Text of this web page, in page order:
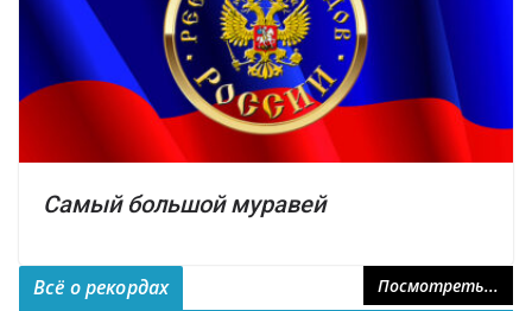
Самый большой муравей
Всё о рекордах Посмотреть...